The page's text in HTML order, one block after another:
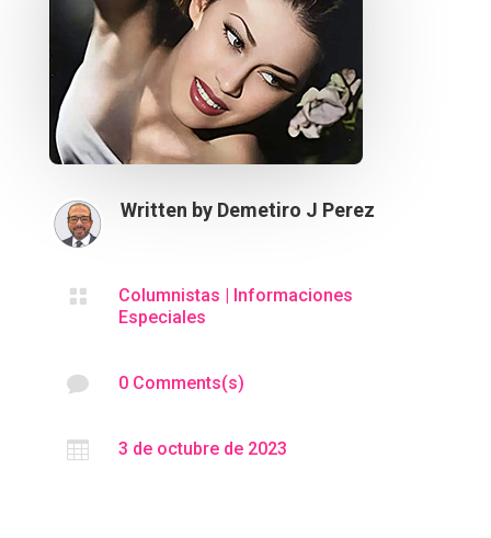
Written by Demetiro J Perez
 Columnistas | Informaciones
Especiales
 0 Comments(s)
 3 de octubre de 2023